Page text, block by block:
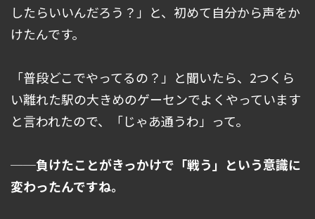
したらいいんだろう？」と、初めて自分から声をか
けたんです。
「普段どこでやってるの？」と聞いたら、2つくら
い離れた駅の大きめのゲーセンでよくやっています
と言われたので、「じゃあ通うわ」って。
──負けたことがきっかけで「戦う」という意識に
変わったんですね。